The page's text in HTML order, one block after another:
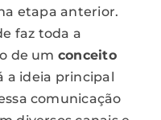
etapa anterior.
faz toda a
de um conceito
a ideia principal
comunicação